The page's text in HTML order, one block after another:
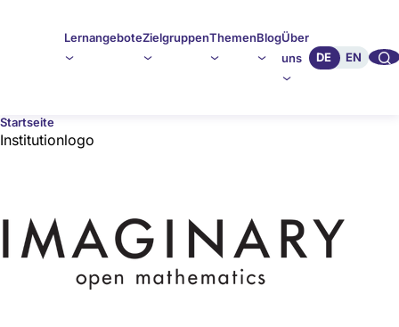
LernangeboteZielgruppenThemenBlogÜber
uns
DE EN 🔍︎︎
Startseite
Institutionlogo